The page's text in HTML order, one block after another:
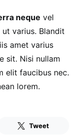
neque vel
varius. Blandit
amet varius
sit. Nisi nullam
elit faucibus nec.
lorem.
Tweet